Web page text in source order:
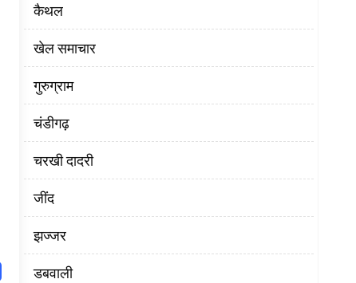
कैथल
खेल समाचार
गुरुग्राम
चंडीगढ़
चरखी दादरी
‌जींद
झज्जर
डबवाली